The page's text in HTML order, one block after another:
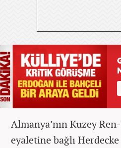
Almanya’nın Kuzey
eyaletine bağlı